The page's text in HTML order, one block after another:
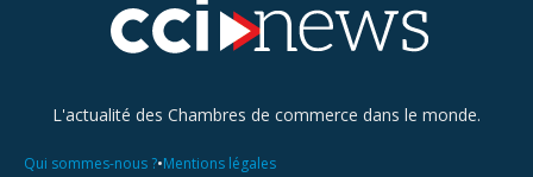
L'actualité des Chambres de commerce dans le monde.
Qui sommes-nous ?•Mentions légales